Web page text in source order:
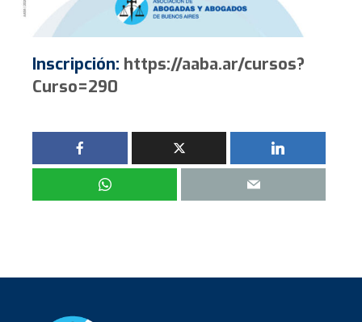
Inscripción: https://aaba.ar/cursos?
Curso=290